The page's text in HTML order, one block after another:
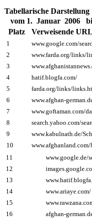
Tabellarische Darstellung
vom 1. Januar 2006
Platz
Verweisende
1
www.google.com/
2
www.farda.org/links/
3
4
hatif.blogfa.com/
5
farda.org/links/
6
www.afghan-
7
www.goftaman.com/
8
search.yahoo.com/
9
www.kabulnath.de/
10
11
www.google.de/
12
13
14
www.ariaye.com/
15
16
afghan-